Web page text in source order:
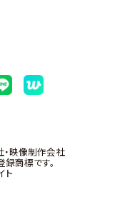
・映像制作会社
商標です。
ト